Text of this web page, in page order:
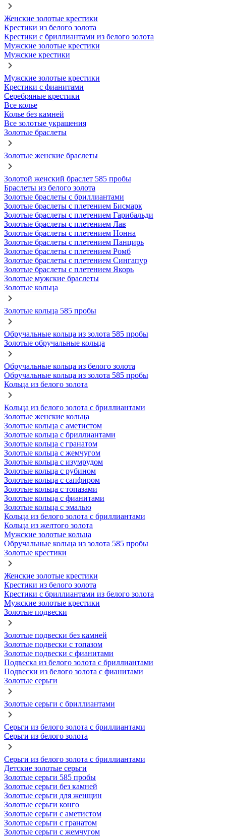
Женские золотые крестики
Крестики из белого золота
Крестики с бриллиантами из белого золота
Мужские золотые крестики
Мужские крестики
Мужские золотые крестики
Крестики с фианитами
Серебряные крестики
Все колье
Колье без камней
Все золотые украшения
Золотые браслеты
Золотые женские браслеты
Золотой женский браслет 585 пробы
Браслеты из белого золота
Золотые браслеты с бриллиантами
Золотые браслеты с плетением Бисмарк
Золотые браслеты с плетением Гарибальди
Золотые браслеты с плетением Лав
Золотые браслеты с плетением Нонна
Золотые браслеты с плетением Панцирь
Золотые браслеты с плетением Ромб
Золотые браслеты с плетением Сингапур
Золотые браслеты с плетением Якорь
Золотые мужские браслеты
Золотые кольца
Золотые кольца 585 пробы
Обручальные кольца из золота 585 пробы
Золотые обручальные кольца
Обручальные кольца из белого золота
Обручальные кольца из золота 585 пробы
Кольца из белого золота
Кольца из белого золота с бриллиантами
Золотые женские кольца
Золотые кольца с аметистом
Золотые кольца с бриллиантами
Золотые кольца с гранатом
Золотые кольца с жемчугом
Золотые кольца с изумрудом
Золотые кольца с рубином
Золотые кольца с сапфиром
Золотые кольца с топазами
Золотые кольца с фианитами
Золотые кольца с эмалью
Кольца из белого золота с бриллиантами
Кольца из желтого золота
Мужские золотые кольца
Обручальные кольца из золота 585 пробы
Золотые крестики
Женские золотые крестики
Крестики из белого золота
Крестики с бриллиантами из белого золота
Мужские золотые крестики
Золотые подвески
Золотые подвески без камней
Золотые подвески с топазом
Золотые подвески с фианитами
Подвеска из белого золота с бриллиантами
Подвески из белого золота с фианитами
Золотые серьги
Золотые серьги с бриллиантами
Серьги из белого золота с бриллиантами
Серьги из белого золота
Серьги из белого золота с бриллиантами
Детские золотые серьги
Золотые серьги 585 пробы
Золотые серьги без камней
Золотые серьги для женщин
Золотые серьги конго
Золотые серьги с аметистом
Золотые серьги с гранатом
Золотые серьги с жемчугом